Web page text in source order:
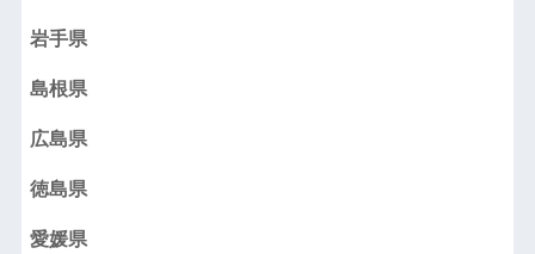
岩手県
島根県
広島県
徳島県
愛媛県